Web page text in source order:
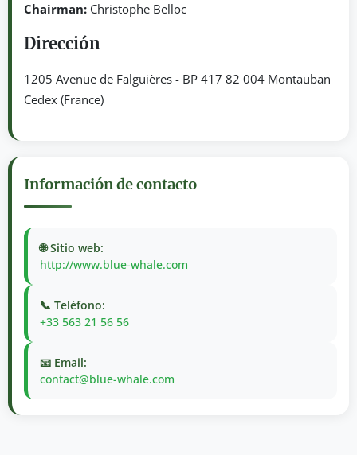
Chairman: Christophe Belloc
Dirección
1205 Avenue de Falguières - BP 417 82 004 Montauban
Cedex (France)
Información de contacto
🌐 Sitio web:
http://www.blue-whale.com
📞 Teléfono:
+33 563 21 56 56
📧 Email:
contact@blue-whale.com